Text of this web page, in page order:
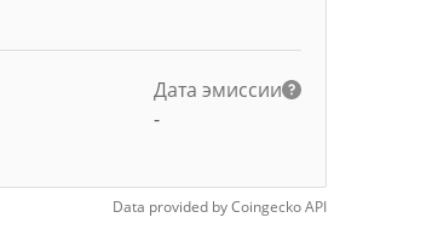
Дата эмиссии
-
Data provided byCoingeckoAPI